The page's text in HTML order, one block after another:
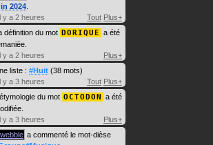
2024
y a 2 heures
Tout Plus+
définition du mot DORIQUE a été
y a 2 heures
Plus+
liste : #Huit (38 mots)
y a 3 heures
Tout Plus+
du mot OCTODON a été
y a 3 heures
Plus+
a commenté le mot-dièse